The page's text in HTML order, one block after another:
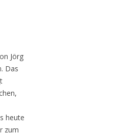
Jörg
Das
heute
zum